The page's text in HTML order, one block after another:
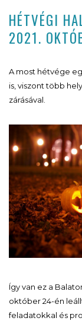
HÉTVÉGI
2021.
A most hétvége
is, viszont több
zárásával.
Így van ez a
október 24-én
feladatokkal és